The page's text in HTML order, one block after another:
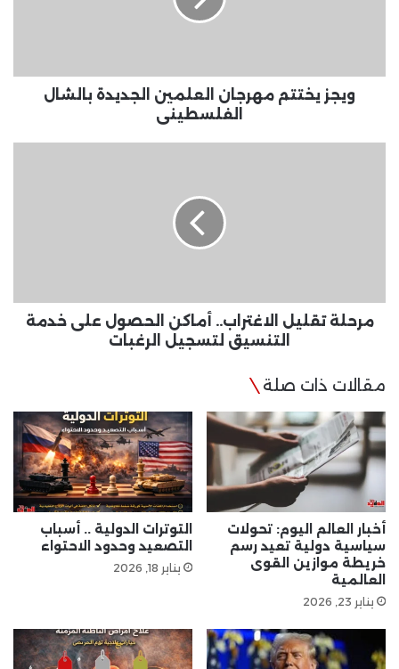
ويجز يختتم مهرجان العلمين الجديدة بالشال
الفلسطينى
لتسجيل
الرغبات
مرحلة تقليل الاغتراب.. أماكن الحصول على خدمة
التنسيق لتسجيل الرغبات
مقالات ذات صلة
أخبار العالم اليوم: تحولات
سياسية دولية تعيد رسم
خريطة موازين القوى
العالمية
يناير 23, 2026
التوترات الدولية .. أسباب
التصعيد وحدود الاحتواء
يناير 18, 2026